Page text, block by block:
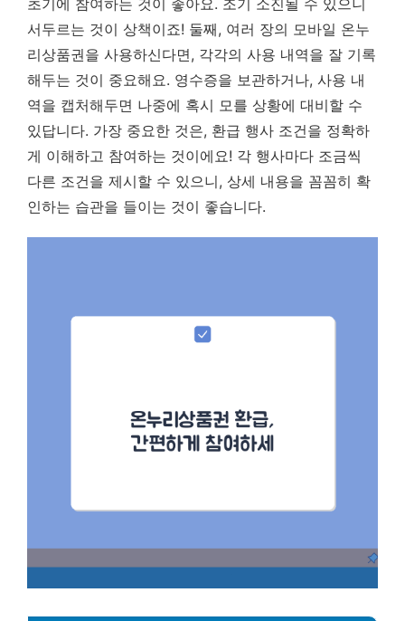
초기에 참여하는 것이 좋아요. 조기 소진될 수 있으니
서두르는 것이 상책이죠! 둘째, 여러 장의 모바일 온누
리상품권을 사용하신다면, 각각의 사용 내역을 잘 기록
해두는 것이 중요해요. 영수증을 보관하거나, 사용 내
역을 캡처해두면 나중에 혹시 모를 상황에 대비할 수
있답니다. 가장 중요한 것은, 환급 행사 조건을 정확하
게 이해하고 참여하는 것이에요! 각 행사마다 조금씩
다른 조건을 제시할 수 있으니, 상세 내용을 꼼꼼히 확
인하는 습관을 들이는 것이 좋습니다.